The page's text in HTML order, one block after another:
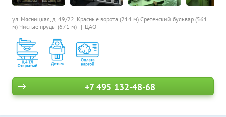
ул. Мясницкая, д. 49/22, Красные ворота (214 м) Сретенский бульвар (561
м) Чистые пруды (671 м) ЦАО
+7 495 132-48-68